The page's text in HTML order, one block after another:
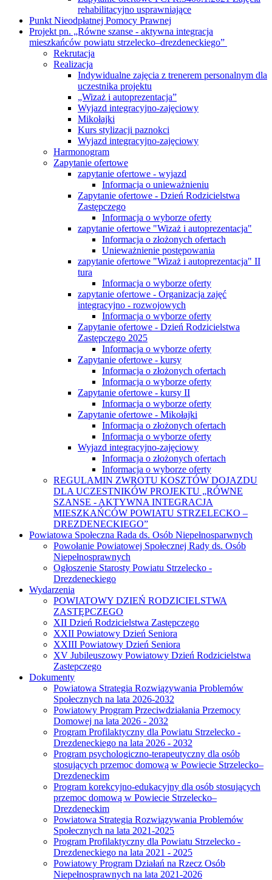
rehabilitacyjno usprawniające
Punkt Nieodpłatnej Pomocy Prawnej
Projekt pn. „Równe szanse - aktywna integracja
mieszkańców powiatu strzelecko–drezdeneckiego”
Rekrutacja
Realizacja
Indywidualne zajęcia z trenerem personalnym dla
uczestnika projektu
„Wizaż i autoprezentacja”
Wyjazd integracyjno-zajęciowy
Mikołajki
Kurs stylizacji paznokci
Wyjazd integracyjno-zajęciowy
Harmonogram
Zapytanie ofertowe
zapytanie ofertowe - wyjazd
Informacja o unieważnieniu
Zapytanie ofertowe - Dzień Rodzicielstwa
Zastępczego
Informacja o wyborze oferty
zapytanie ofertowe "Wizaż i autoprezentacja"
Informacja o złożonych ofertach
Unieważnienie postępowania
zapytanie ofertowe "Wizaż i autoprezentacja" II
tura
Informacja o wyborze oferty
zapytanie ofertowe - Organizacja zajęć
integracyjno - rozwojowych
Informacja o wyborze oferty
Zapytanie ofertowe - Dzień Rodzicielstwa
Zastępczego 2025
Informacja o wyborze oferty
Zapytanie ofertowe - kursy
Informacja o złożonych ofertach
Informacja o wyborze oferty
Zapytanie ofertowe - kursy II
Informacja o wyborze oferty
Zapytanie ofertowe - Mikołajki
Informacja o złożonych ofertach
Informacja o wyborze oferty
Wyjazd integracyjno-zajęciowy
Informacja o złożonych ofertach
Informacja o wyborze oferty
REGULAMIN ZWROTU KOSZTÓW DOJAZDU
DLA UCZESTNIKÓW PROJEKTU „RÓWNE
SZANSE - AKTYWNA INTEGRACJA
MIESZKAŃCÓW POWIATU STRZELECKO –
DREZDENECKIEGO”
Powiatowa Społeczna Rada ds. Osób Niepełnosparwnych
Powołanie Powiatowej Społecznej Rady ds. Osób
Niepełnosprawnych
Ogłoszenie Starosty Powiatu Strzelecko -
Drezdeneckiego
Wydarzenia
POWIATOWY DZIEŃ RODZICIELSTWA
ZASTĘPCZEGO
XII Dzień Rodzicielstwa Zastępczego
XXII Powiatowy Dzień Seniora
XXIII Powiatowy Dzień Seniora
XV Jubileuszowy Powiatowy Dzień Rodzicielstwa
Zastepczego
Dokumenty
Powiatowa Strategia Rozwiązywania Problemów
Społecznych na lata 2026-2032
Powiatowy Program Przeciwdziałania Przemocy
Domowej na lata 2026 - 2032
Program Profilaktyczny dla Powiatu Strzelecko -
Drezdeneckiego na lata 2026 - 2032
Program psychologiczno-terapeutyczny dla osób
stosujących przemoc domową w Powiecie Strzelecko–
Drezdeneckim
Program korekcyjno-edukacyjny dla osób stosujących
przemoc domową w Powiecie Strzelecko–
Drezdeneckim
Powiatowa Strategia Rozwiązywania Problemów
Społecznych na lata 2021-2025
Program Profilaktyczny dla Powiatu Strzelecko -
Drezdeneckiego na lata 2021 - 2025
Powiatowy Program Działań na Rzecz Osób
Niepełnosprawnych na lata 2021-2026